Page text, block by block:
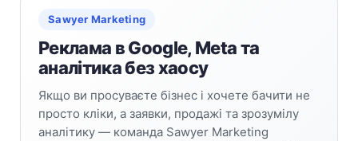
Sawyer Marketing
Реклама в Google, Meta та
аналітика без хаосу
Якщо ви просуваєте бізнес і хочете бачити не
просто кліки, а заявки, продажі та зрозумілу
аналітику — команда Sawyer Marketing